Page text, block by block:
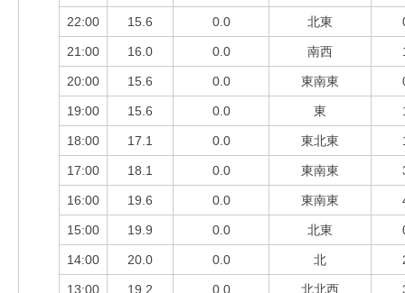
22:00 15.6 0.0 北東
21:00 16.0 0.0 南西
20:00 15.6 0.0 東南東
19:00 15.6 0.0 東
18:00 17.1 0.0 東北東
17:00 18.1 0.0 東南東
16:00 19.6 0.0 東南東
15:00 19.9 0.0 北東
14:00 20.0 0.0 北
13:00 19.2 0.0 北北西